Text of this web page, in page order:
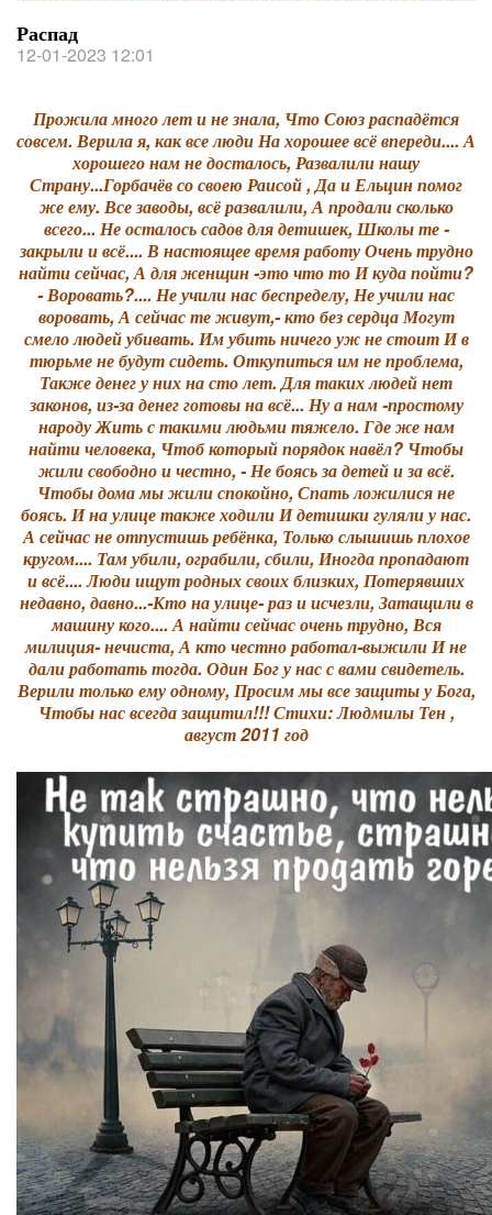
Распад
12-01-2023 12:01
Прожила много лет и не знала, Что Союз распадётся
совсем. Верила я, как все люди На хорошее всё впереди.... А
хорошего нам не досталось, Развалили нашу
Страну...Горбачёв со своею Раисой , Да и Ельцин помог
же ему. Все заводы, всё развалили, А продали сколько
всего... Не осталось садов для детишек, Школы те -
закрыли и всё.... В настоящее время работу Очень трудно
найти сейчас, А для женщин -это что то И куда пойти?
- Воровать?.... Не учили нас беспределу, Не учили нас
воровать, А сейчас те живут,- кто без сердца Могут
смело людей убивать. Им убить ничего уж не стоит И в
тюрьме не будут сидеть. Откупиться им не проблема,
Также денег у них на сто лет. Для таких людей нет
законов, из-за денег готовы на всё... Ну а нам -простому
народу Жить с такими людьми тяжело. Где же нам
найти человека, Чтоб который порядок навёл? Чтобы
жили свободно и честно, - Не боясь за детей и за всё.
Чтобы дома мы жили спокойно, Спать ложилися не
боясь. И на улице также ходили И детишки гуляли у нас.
А сейчас не отпустишь ребёнка, Только слышишь плохое
кругом.... Там убили, ограбили, сбили, Иногда пропадают
и всё.... Люди ищут родных своих близких, Потерявших
недавно, давно...-Кто на улице- раз и исчезли, Затащили в
машину кого.... А найти сейчас очень трудно, Вся
милиция- нечиста, А кто честно работал-выжили И не
дали работать тогда. Один Бог у нас с вами свидетель.
Верили только ему одному, Просим мы все защиты у Бога,
Чтобы нас всегда защитил!!! Стихи: Людмилы Тен ,
август 2011 год